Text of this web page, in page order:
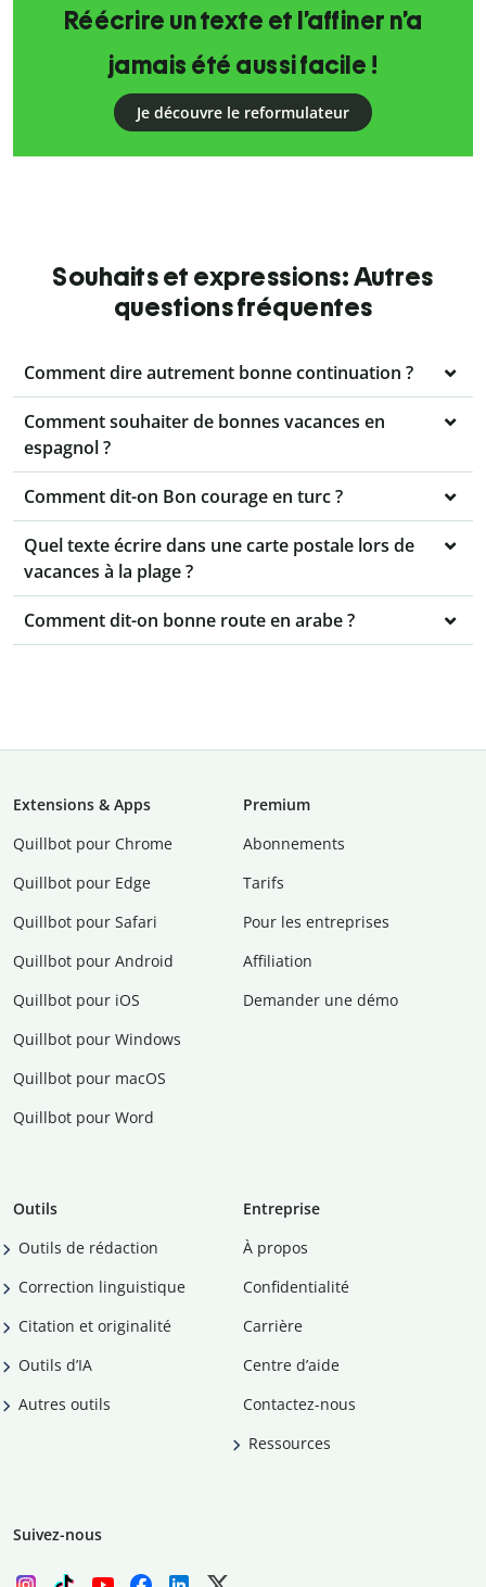
Réécrire un texte et l’affiner n’a
jamais été aussi facile !
Je découvre le reformulateur
Souhaits et expressions: Autres
questions fréquentes
Comment dire autrement bonne continuation ?
Comment souhaiter de bonnes vacances en
espagnol ?
Comment dit-on Bon courage en turc ?
Quel texte écrire dans une carte postale lors de
vacances à la plage ?
Comment dit-on bonne route en arabe ?
Extensions & Apps
Quillbot pour Chrome
Quillbot pour Edge
Quillbot pour Safari
Quillbot pour Android
Quillbot pour iOS
Quillbot pour Windows
Quillbot pour macOS
Quillbot pour Word
Premium
Abonnements
Tarifs
Pour les entreprises
Affiliation
Demander une démo
Outils
Outils de rédaction
Correction linguistique
Citation et originalité
Outils d’IA
Autres outils
Entreprise
À propos
Confidentialité
Carrière
Centre d’aide
Contactez-nous
Ressources
Suivez-nous